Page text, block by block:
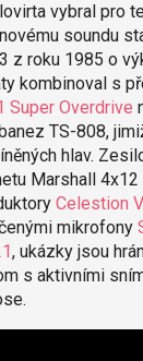
vybral pro
soundu
z roku 1985 o
kombinoval s
Super Overdrive
TS-808,
hlav.
Marshall 4x12
Celestion
mikrofony
, ukázky jsou
s aktivními